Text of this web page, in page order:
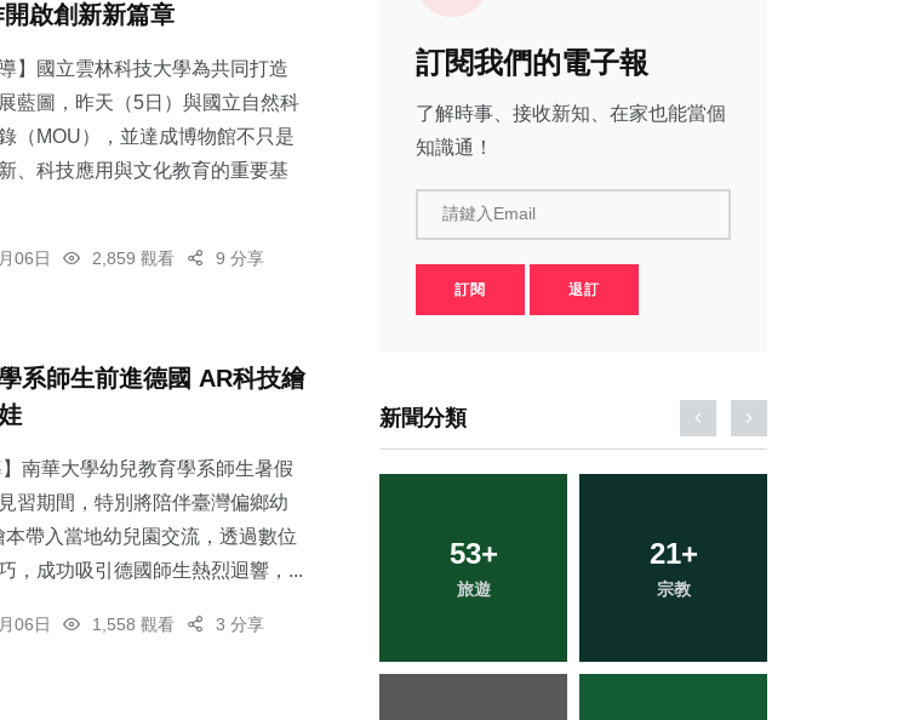
啟創新新篇章
】國立雲林科技大學為共同打造
藍圖，昨天（5日）與國立自然科
（MOU），並達成博物館不只是
、科技應用與文化教育的重要基
06日 2,859 觀看 9 分享
系師生前進德國 AR科技繪
】南華大學幼兒教育學系師生暑假
習期間，特別將陪伴臺灣偏鄉幼
帶入當地幼兒園交流，透過數位
，成功吸引德國師生熱烈迴響，...
06日 1,558 觀看 3 分享
訂閱我們的電子報
了解時事、接收新知、在家也能當個
知識通！
請鍵入Email
訂閱 退訂
新聞分類
53+ 21+ 69+
健康
16+
頭條